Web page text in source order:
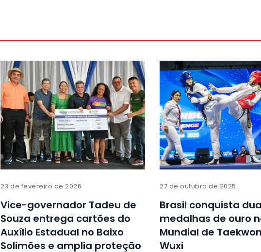
23 de fevereiro de 2026
Vice-governador Tadeu de
Souza entrega cartões do
Auxílio Estadual no Baixo
Solimões e amplia proteção
27 de outubro de 2025
Brasil conquista
medalhas de ouro
Mundial de
Wuxi